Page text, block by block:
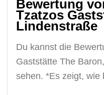
Bewertung
Tzatzos
Lindenstraße
Du kannst die
Gaststätte The
sehen. *Es zeigt, wie